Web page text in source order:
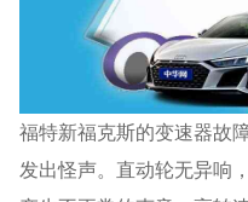
福特新福克斯的变速器故
发出怪声。直动轮无异响